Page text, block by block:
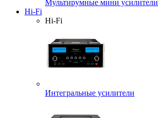
Мультирумные мини усилители
Hi-Fi
Hi-Fi
Интегральные усилители